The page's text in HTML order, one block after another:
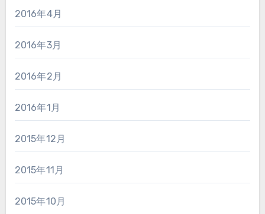
2016年4月
2016年3月
2016年2月
2016年1月
2015年12月
2015年11月
2015年10月